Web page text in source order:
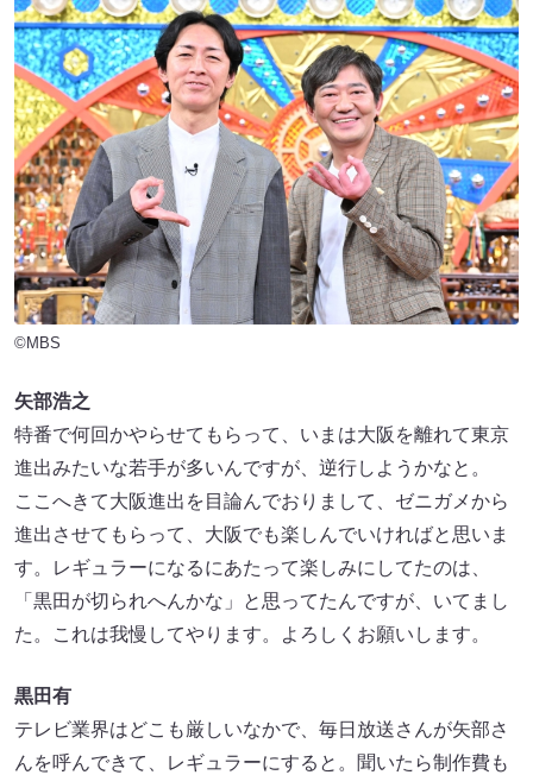
©MBS
矢部浩之
特番で何回かやらせてもらって、いまは大阪を離れて東京
進出みたいな若手が多いんですが、逆行しようかなと。
ここへきて大阪進出を目論んでおりまして、ゼニガメから
進出させてもらって、大阪でも楽しんでいければと思いま
す。レギュラーになるにあたって楽しみにしてたのは、
「黒田が切られへんかな」と思ってたんですが、いてまし
た。これは我慢してやります。よろしくお願いします。
黒田有
テレビ業界はどこも厳しいなかで、毎日放送さんが矢部さ
んを呼んできて、レギュラーにすると。聞いたら制作費も